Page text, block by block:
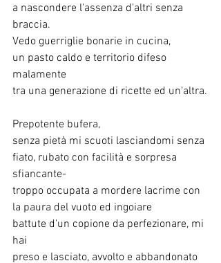
a nascondere l'assenza d'altri senza
braccia.
Vedo guerriglie bonarie in cucina,
un pasto caldo e territorio difeso
malamente
tra una generazione di ricette ed un'altra.
Prepotente bufera,
senza pietà mi scuoti lasciandomi senza
fiato, rubato con facilità e sorpresa
sfiancante-
troppo occupata a mordere lacrime con
la paura del vuoto ed ingoiare
battute d'un copione da perfezionare, mi
hai
preso e lasciato, avvolto e abbandonato